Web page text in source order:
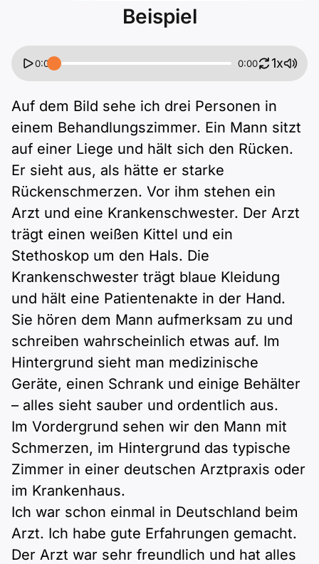
Beispiel
0:00 0:00 1x
Auf dem Bild sehe ich drei Personen in
einem Behandlungszimmer. Ein Mann sitzt
auf einer Liege und hält sich den Rücken.
Er sieht aus, als hätte er starke
Rückenschmerzen. Vor ihm stehen ein
Arzt und eine Krankenschwester. Der Arzt
trägt einen weißen Kittel und ein
Stethoskop um den Hals. Die
Krankenschwester trägt blaue Kleidung
und hält eine Patientenakte in der Hand.
Sie hören dem Mann aufmerksam zu und
schreiben wahrscheinlich etwas auf. Im
Hintergrund sieht man medizinische
Geräte, einen Schrank und einige Behälter
– alles sieht sauber und ordentlich aus.
Im Vordergrund sehen wir den Mann mit
Schmerzen, im Hintergrund das typische
Zimmer in einer deutschen Arztpraxis oder
im Krankenhaus.
Ich war schon einmal in Deutschland beim
Arzt. Ich habe gute Erfahrungen gemacht.
Der Arzt war sehr freundlich und hat alles